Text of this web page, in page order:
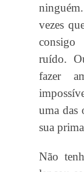
vezes
consigo
ruído.
fazer
uma das
sua
Não